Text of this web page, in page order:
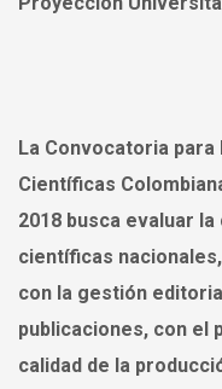
La Convocatoria para
Científicas
2018 busca evaluar
científicas nacionales
con la gestión
publicaciones, con el
calidad de la